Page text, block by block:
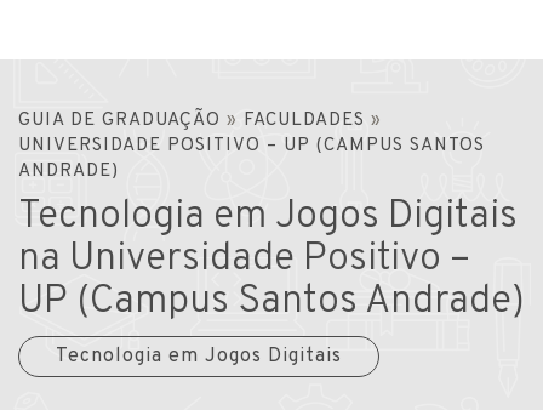
GUIA DE GRADUAÇÃO » FACULDADES »
UNIVERSIDADE POSITIVO – UP (CAMPUS SANTOS
ANDRADE)
Tecnologia em Jogos Digitais
na Universidade Positivo –
UP (Campus Santos Andrade)
Tecnologia em Jogos Digitais